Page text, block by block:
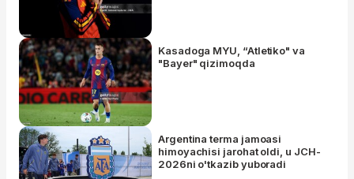
Kasadoga MYU, “Atletiko" va
"Bayer" qizimoqda
Argentina terma jamoasi
himoyachisi jarohat oldi, u JCH-
2026ni o'tkazib yuboradi